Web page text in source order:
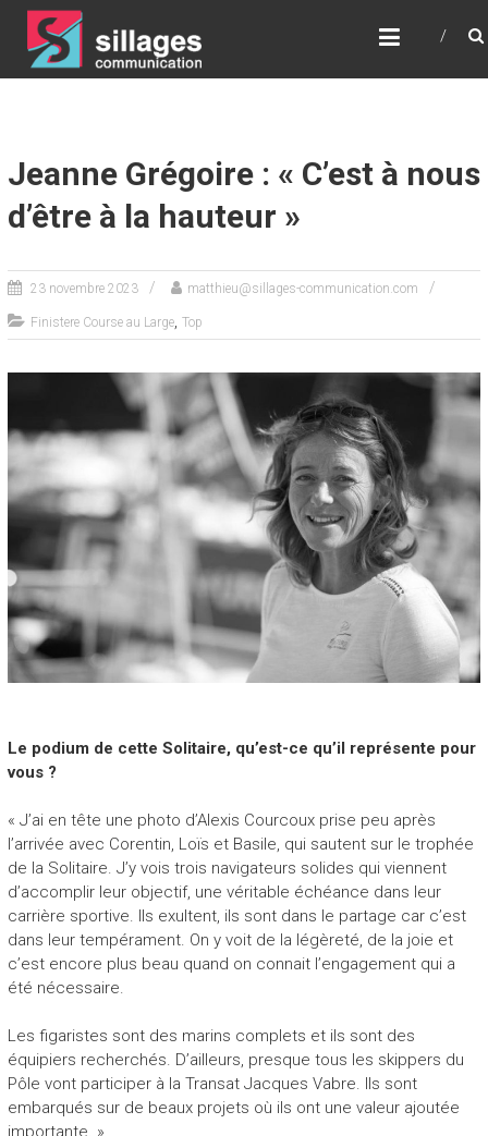
SILLAGES
COMMUNICATION
Communication – Relations Presse – Digital –
Jeanne Grégoire : « C’est à nous
d’être à la hauteur »
23 novembre 2023 matthieu@sillages-communication.com
Finistere Course au Large, Top
Le podium de cette Solitaire, qu’est-ce qu’il représente pour
vous ?
« J’ai en tête une photo d’Alexis Courcoux prise peu après
l’arrivée avec Corentin, Loïs et Basile, qui sautent sur le trophée
de la Solitaire. J’y vois trois navigateurs solides qui viennent
d’accomplir leur objectif, une véritable échéance dans leur
carrière sportive. Ils exultent, ils sont dans le partage car c’est
dans leur tempérament. On y voit de la légèreté, de la joie et
c’est encore plus beau quand on connait l’engagement qui a
été nécessaire.
Les figaristes sont des marins complets et ils sont des
équipiers recherchés. D’ailleurs, presque tous les skippers du
Pôle vont participer à la Transat Jacques Vabre. Ils sont
embarqués sur de beaux projets où ils ont une valeur ajoutée
importante. »